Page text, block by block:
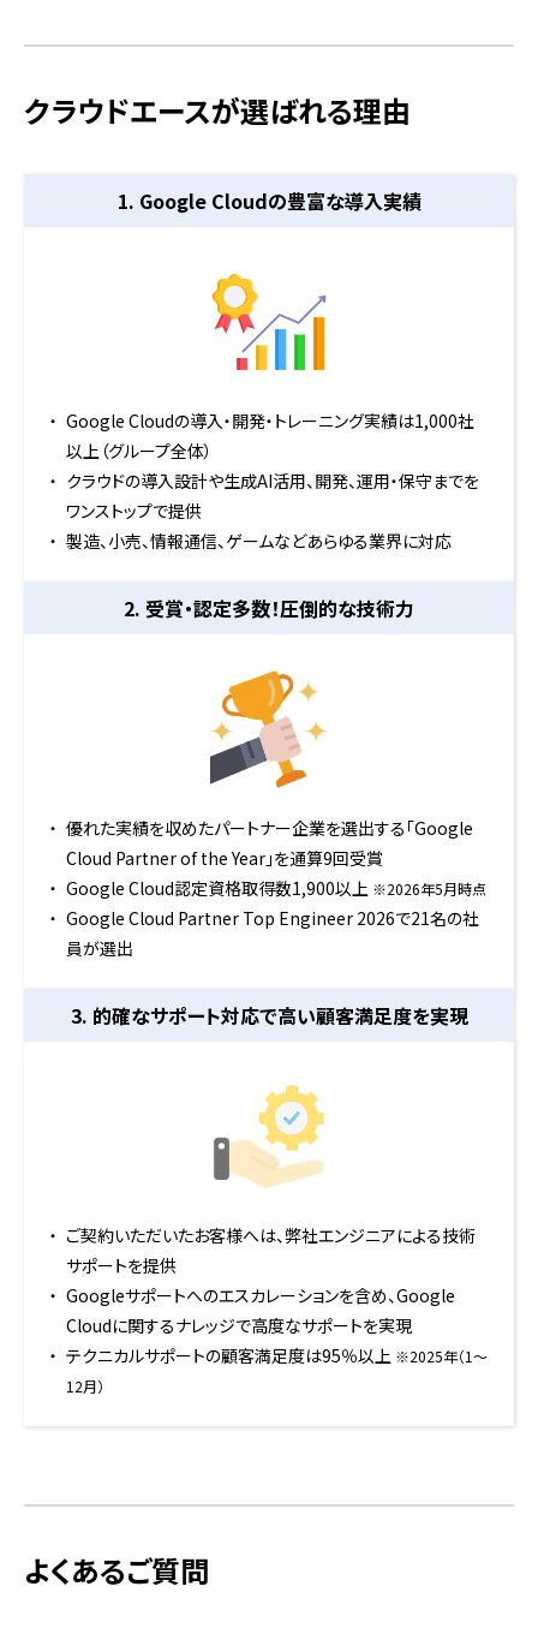
クラウドエースが選ばれる理由
1. Google Cloudの豊富な導入実績
Google Cloudの導入・開発・トレーニング実績は1,000社
以上（グループ全体）
クラウドの導入設計や生成AI活用、開発、運用・保守までを
ワンストップで提供
製造、小売、情報通信、ゲームなどあらゆる業界に対応
2. 受賞・認定多数！圧倒的な技術力
優れた実績を収めたパートナー企業を選出する「Google
Cloud Partner of the Year」を通算9回受賞
Google Cloud認定資格取得数1,900以上 ※2026年5月時点
Google Cloud Partner Top Engineer 2026で21名の社
員が選出
3. 的確なサポート対応で高い顧客満足度を実現
ご契約いただいたお客様へは、弊社エンジニアによる技術
サポートを提供
Googleサポートへのエスカレーションを含め、Google
Cloudに関するナレッジで高度なサポートを実現
テクニカルサポートの顧客満足度は95％以上 ※2025年（1〜
12月）
よくあるご質問